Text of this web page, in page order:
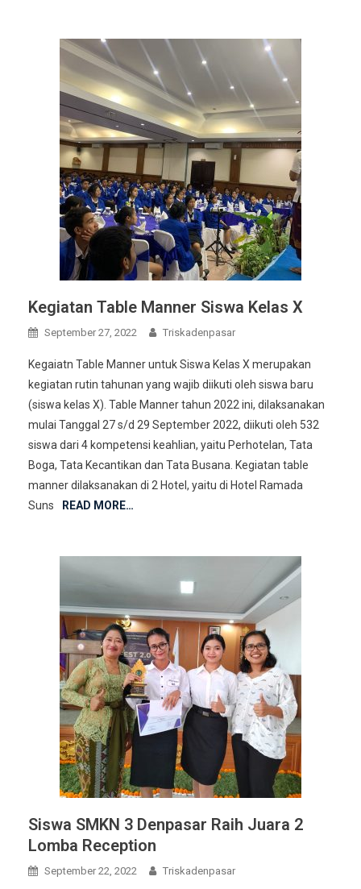
Kegiatan Table Manner Siswa Kelas X
September 27, 2022 Triskadenpasar
Kegaiatn Table Manner untuk Siswa Kelas X merupakan
kegiatan rutin tahunan yang wajib diikuti oleh siswa baru
(siswa kelas X). Table Manner tahun 2022 ini, dilaksanakan
mulai Tanggal 27 s/d 29 September 2022, diikuti oleh 532
siswa dari 4 kompetensi keahlian, yaitu Perhotelan, Tata
Boga, Tata Kecantikan dan Tata Busana. Kegiatan table
manner dilaksanakan di 2 Hotel, yaitu di Hotel Ramada
Suns
READ MORE…
Siswa SMKN 3 Denpasar Raih Juara 2
Lomba Reception
September 22, 2022 Triskadenpasar